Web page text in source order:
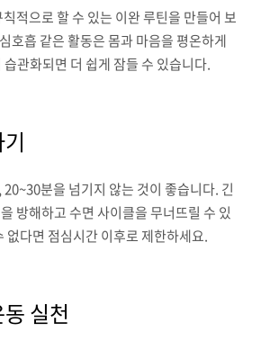
적으로 할 수 있는 이완 루틴을 만들어 보
호흡 같은 활동은 몸과 마음을 평온하게
관화되면 더 쉽게 잠들 수 있습니다.
분을 넘기지 않는 것이 좋습니다. 긴
방해하고 수면 사이클을 무너뜨릴 수 있
없다면 점심시간 이후로 제한하세요.
실천